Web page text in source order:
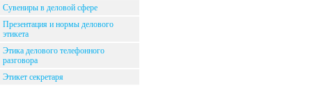
Сувениры в деловой сфере
Презентация и нормы делового
этикета
Этика делового телефонного
разговора
Этикет секретаря